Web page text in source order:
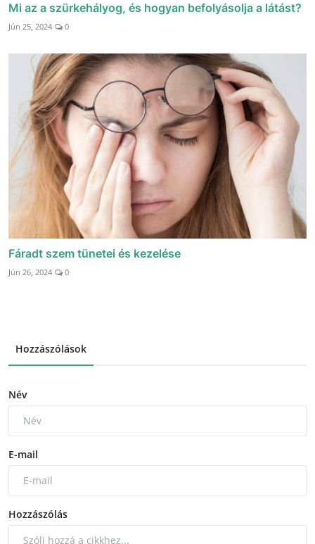
Mi az a szürkehályog, és hogyan befolyásolja a látást?
Jún 25, 2024 0
Fáradt szem tünetei és kezelése
Jún 26, 2024 0
Hozzászólások
Név
E-mail
Hozzászólás